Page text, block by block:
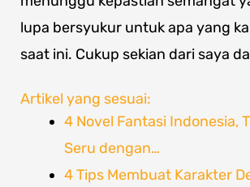
lupa bersyukur untuk apa yang
saat ini. Cukup sekian dari saya
Artikel yang sesuai:
4 Novel Fantasi Indonesia,
Seru dengan…
4 Tips Membuat Karakter